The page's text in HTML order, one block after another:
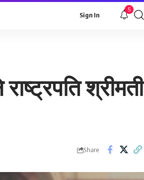
Sign In
5
श्रीमती
Share